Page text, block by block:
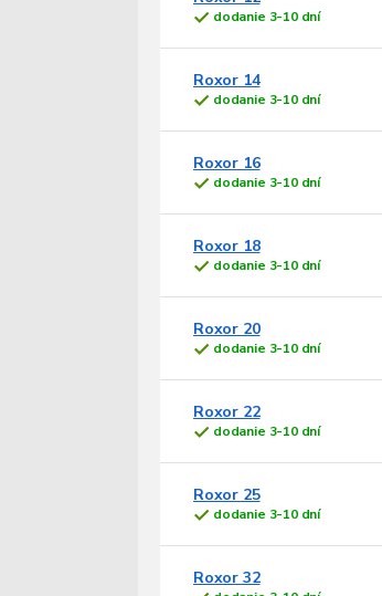
v
dodanie 3-10 dní
Roxor 14
dodanie 3-10 dní
Roxor 16
dodanie 3-10 dní
Roxor 18
dodanie 3-10 dní
Roxor 20
dodanie 3-10 dní
Roxor 22
dodanie 3-10 dní
Roxor 25
dodanie 3-10 dní
Roxor 32